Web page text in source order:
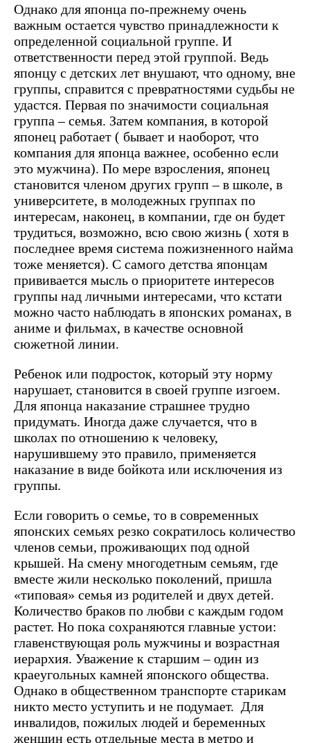
Однако для японца по-прежнему очень
важным остается чувство принадлежности к
определенной социальной группе. И
ответственности перед этой группой. Ведь
японцу с детских лет внушают, что одному, вне
группы, справится с превратностями судьбы не
удастся. Первая по значимости социальная
группа – семья. Затем компания, в которой
японец работает ( бывает и наоборот, что
компания для японца важнее, особенно если
это мужчина). По мере взросления, японец
становится членом других групп – в школе, в
университете, в молодежных группах по
интересам, наконец, в компании, где он будет
трудиться, возможно, всю свою жизнь ( хотя в
последнее время система пожизненного найма
тоже меняется). С самого детства японцам
прививается мысль о приоритете интересов
группы над личными интересами, что кстати
можно часто наблюдать в японских романах, в
аниме и фильмах, в качестве основной
сюжетной линии.
Ребенок или подросток, который эту норму
нарушает, становится в своей группе изгоем.
Для японца наказание страшнее трудно
придумать. Иногда даже случается, что в
школах по отношению к человеку,
нарушившему это правило, применяется
наказание в виде бойкота или исключения из
группы.
Если говорить о семье, то в современных
японских семьях резко сократилось количество
членов семьи, проживающих под одной
крышей. На смену многодетным семьям, где
вместе жили несколько поколений, пришла
«типовая» семья из родителей и двух детей.
Количество браков по любви с каждым годом
растет. Но пока сохраняются главные устои:
главенствующая роль мужчины и возрастная
иерархия. Уважение к старшим – один из
краеугольных камней японского общества.
Однако в общественном транспорте старикам
никто место уступить и не подумает. Для
инвалидов, пожилых людей и беременных
женщин есть отдельные места в метро и